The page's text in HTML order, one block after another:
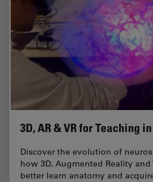
3D, AR & VR for Teaching
Discover the evolution of
how 3D, Augmented Reality
better learn anatomy and